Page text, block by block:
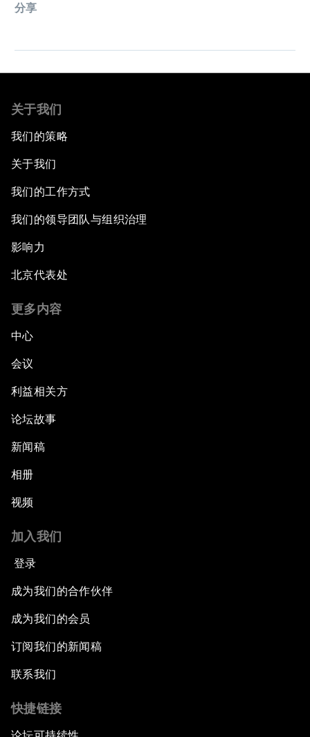
分享
关于我们
我们的策略
关于我们
我们的工作方式
我们的领导团队与组织治理
影响力
北京代表处
更多内容
中心
会议
利益相关方
论坛故事
新闻稿
相册
视频
加入我们
登录
成为我们的合作伙伴
成为我们的会员
订阅我们的新闻稿
联系我们
快捷链接